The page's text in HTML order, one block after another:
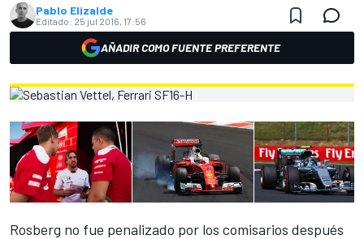
Pablo Elizalde
Editado: 25 jul 2016, 17:56
AÑADIR COMO FUENTE PREFERENTE
Rosberg no fue penalizado por los comisarios después